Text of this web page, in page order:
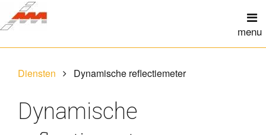
Diensten Dynamische reflectiemeter
Dynamische